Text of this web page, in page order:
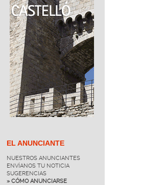
EL ANUNCIANTE
NUESTROS ANUNCIANTES
ENVÍANOS TU NOTICIA
SUGERENCIAS
» CÓMO ANUNCIARSE